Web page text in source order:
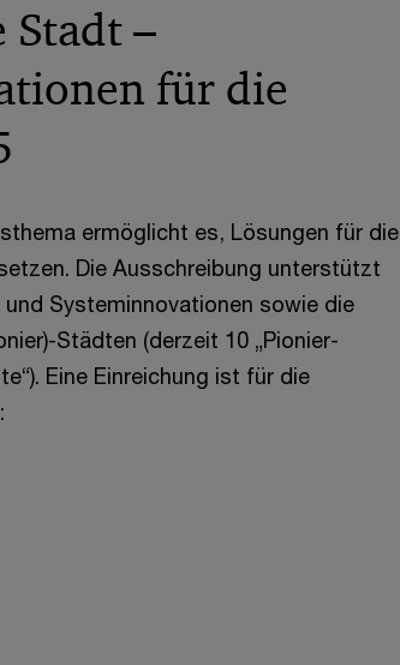
–
für die
ermöglicht es, Lösungen für die
Die Ausschreibung unterstützt
Systeminnovationen sowie die
Städten (derzeit 10 „Pionier-
Eine Einreichung ist für die